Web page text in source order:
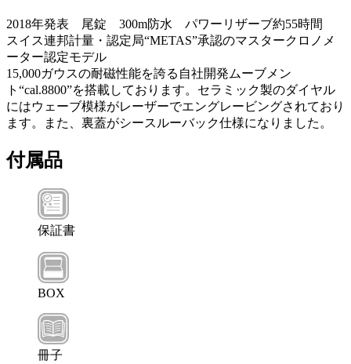
2018年発表 尾錠 300m防水 パワーリザーブ約55時間
スイス連邦計量・認定局“METAS”承認のマスタークロノメ
ーター認定モデル
15,000ガウスの耐磁性能を誇る自社開発ムーブメン
ト“cal.8800”を搭載しております。セラミック製のダイヤル
にはウェーブ模様がレーザーでエングレービングされており
ます。また、裏蓋がシースルーバック仕様になりました。
付属品
保証書
BOX
冊子